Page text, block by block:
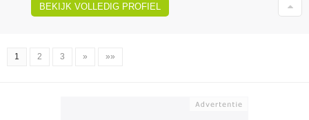
BEKIJK VOLLEDIG PROFIEL
1 2 3 » »»